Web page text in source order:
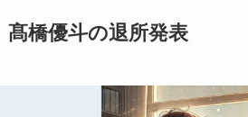
髙橋優斗の退所発表